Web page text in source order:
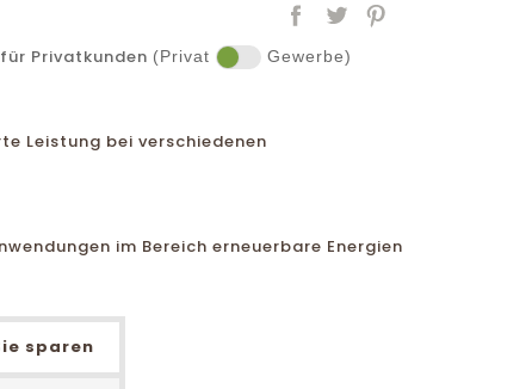
Privatkunden (Privat Gewerbe)
Leistung bei verschiedenen
im Bereich erneuerbare Energien
sparen